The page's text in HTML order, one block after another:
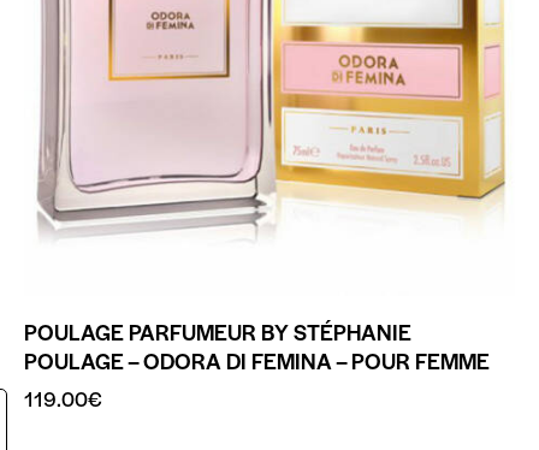
POULAGE PARFUMEUR BY STÉPHANIE
POULAGE – ODORA DI FEMINA – POUR FEMME
119.00€